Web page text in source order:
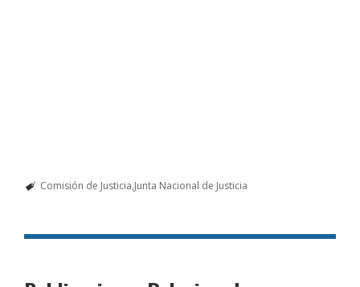
Comisión de Justicia Junta Nacional de Justicia